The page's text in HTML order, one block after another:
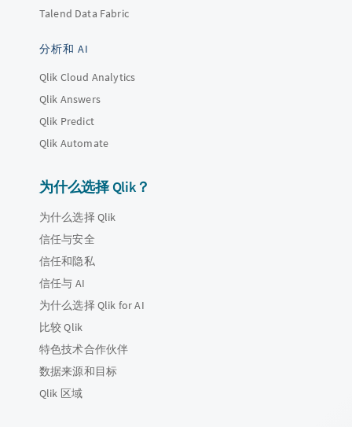
Talend Data Fabric
分析和 AI
Qlik Cloud Analytics
Qlik Answers
Qlik Predict
Qlik Automate
为什么选择 Qlik？
为什么选择 Qlik
信任与安全
信任和隐私
信任与 AI
为什么选择 Qlik for AI
比较 Qlik
特色技术合作伙伴
数据来源和目标
Qlik 区域